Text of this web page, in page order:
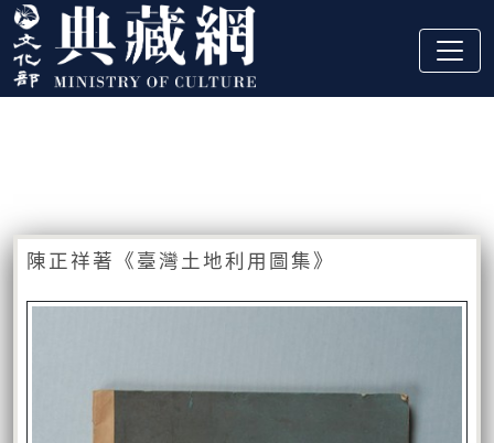
跳到主要內容
:::
陳正祥著《臺灣土地利用圖集》